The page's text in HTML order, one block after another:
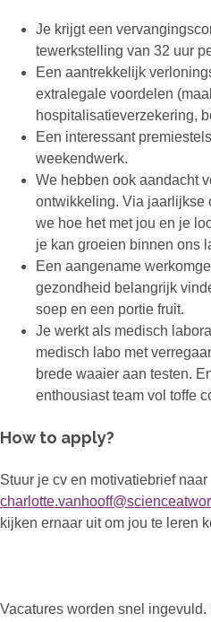
Je krijgt een
tewerkstelling van 32 uur
Een aantrekkelijk
extralegale voordelen
hospitalisatieverzekering,
Een interessant
weekendwerk.
We hebben ook aandacht
ontwikkeling. Via jaarlijkse
we hoe het met jou en je
je kan groeien binnen ons
Een aangename
gezondheid belangrijk
soep en een portie fruit.
Je werkt als medisch
medisch labo met
brede waaier aan testen.
enthousiast team vol toffe
How to apply?
Stuur je cv en motivatiebrief naar
kijken ernaar uit om jou te leren
Vacatures worden snel